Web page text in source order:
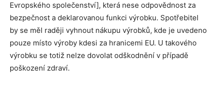
Evropského společenství], která nese odpovědnost za
bezpečnost a deklarovanou funkci výrobku. Spotřebitel
by se měl raději vyhnout nákupu výrobků, kde je uvedeno
pouze místo výroby kdesi za hranicemi EU. U takového
výrobku se totiž nelze dovolat odškodnění v případě
poškození zdraví.